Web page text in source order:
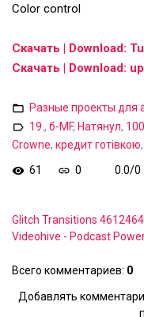
Color control
Скачать | Download:
Скачать | Download:
Разные проекты для
19. , б-MF, Натянул,
Crowne, кредит готівкою,
61
0 0.0/0
Glitch Transitions
Videohive - Podcast
Всего комментариев: 0
Добавлять